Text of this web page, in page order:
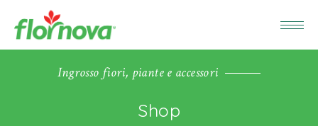
Ingrosso fiori, piante e accessori
Shop